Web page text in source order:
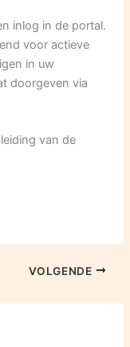
inlog in de portal.
voor actieve
in uw
doorgeven via
van de
VOLGENDE